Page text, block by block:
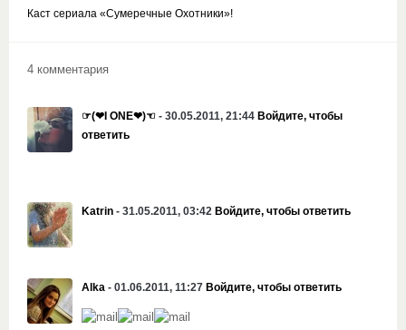
Каст сериала «Сумеречные Охотники»!
4 комментария
☞(❤I ONE❤)☜ - 30.05.2011, 21:44 Войдите, чтобы
ответить
Katrin - 31.05.2011, 03:42 Войдите, чтобы ответить
Alka - 01.06.2011, 11:27 Войдите, чтобы ответить